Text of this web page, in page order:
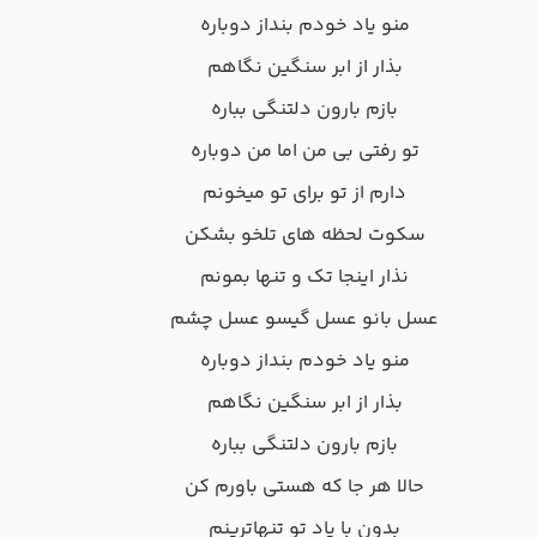
منو یاد خودم بنداز دوباره
بذار از ابر سنگین نگاهم
بازم بارون دلتنگی بباره
تو رفتی بی من اما من دوباره
دارم از تو برای تو میخونم
سکوت لحظه های تلخو بشکن
نذار اینجا تک و تنها بمونم
عسل بانو عسل گیسو عسل چشم
منو یاد خودم بنداز دوباره
بذار از ابر سنگین نگاهم
بازم بارون دلتنگی بباره
حالا هر جا که هستی باورم کن
بدون با یاد تو تنهاترینم